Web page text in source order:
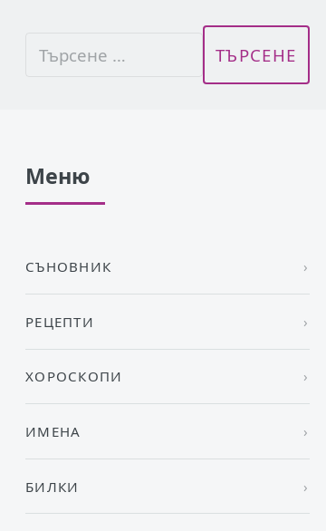
Меню
СЪНОВНИК
РЕЦЕПТИ
ХОРОСКОПИ
ИМЕНА
БИЛКИ